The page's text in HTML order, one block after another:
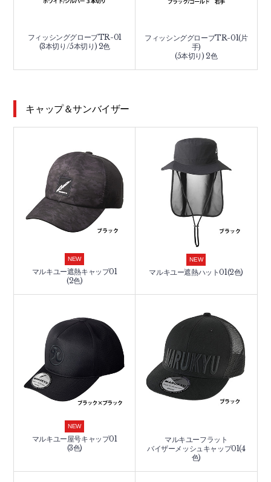
フィッシンググローブTR-01
(3本切り/5本切り) 2色
フィッシンググローブTR-01(片
手)
(5本切り) 2色
キャップ＆サンバイザー
NEW
マルキユー遮熱キャップ01
(2色)
NEW
マルキユー遮熱ハット01(2色)
NEW
マルキユー屋号キャップ01
(3色)
マルキユーフラット
バイザーメッシュキャップ01(4
色)